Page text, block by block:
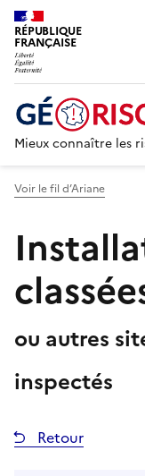
RÉPUBLIQUE
FRANÇAISE
Mieux connaître les
Voir le fil d’Ariane
ou autres
inspectés
Retour